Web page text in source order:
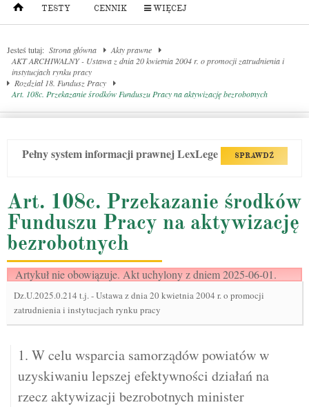
TESTY CENNIK WIĘCEJ
Jesteś tutaj: Strona główna
Akty prawne
AKT ARCHIWALNY - Ustawa z dnia 20 kwietnia 2004 r. o promocji zatrudnienia i
instytucjach rynku pracy
Rozdział 18. Fundusz Pracy
Art. 108c. Przekazanie środków Funduszu Pracy na aktywizację bezrobotnych
Pełny system informacji prawnej LexLege SPRAWDŹ
Art. 108c. Przekazanie środków
Funduszu Pracy na aktywizację
bezrobotnych
Artykuł nie obowiązuje. Akt uchylony z dniem 2025-06-01.
Dz.U.2025.0.214 t.j.-Ustawa z dnia 20 kwietnia 2004 r. o promocji
zatrudnienia i instytucjach rynku pracy
1. W celu wsparcia samorządów powiatów w
uzyskiwaniu lepszej efektywności działań na
rzecz aktywizacji bezrobotnych minister